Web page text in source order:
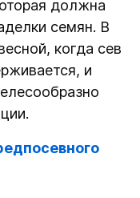
должна
семян. В
когда сев
и